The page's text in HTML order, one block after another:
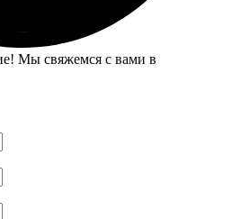
Мы свяжемся с вами в